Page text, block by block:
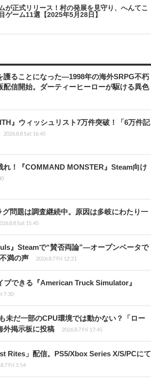
が正式リリース！村の発展を見守り、へんてこ
ーム11選【2025年5月28日】
護ることになった―1998年の海外SRPG不朽
信開始。ダーティーヒーローが駆ける異色
』ウィッシュリスト7万件突破！「6万件記
2026.8.8 Sat 16:45
れ！『COMMAND MONSTER』Steam向け
問題は調査継続中。原因は多岐にわたり一
Sat 15:45
』Steamで“賛否両論”―オープンベータで
満の声
2026.8.7 Fri 12:21
ブできる『American Truck Simulator』
7:30
未だ一部のCPU環境では動かない？「ロー
外掲示板に投稿
2026.8.7 Fri 17:45
Rites」配信。PS5/Xbox Series X/S/PCにて
Fri 1:54